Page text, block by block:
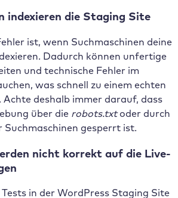
indexieren die Staging Site
ist, wenn Suchmaschinen deine
Dadurch können unfertige
und technische Fehler im
was schnell zu einem echten
deshalb immer darauf, dass
über die robots.txtoder durch
gesperrt ist.
nicht korrekt auf die Live-
in der WordPress Staging Site